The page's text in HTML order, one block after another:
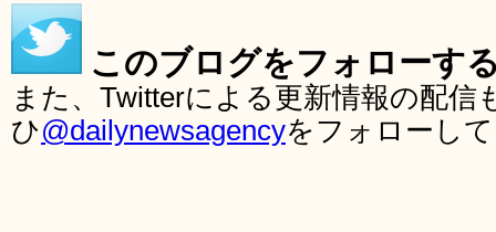
このブログをフォローす
また、Twitterによる更新情報の配
ひ@dailynewsagencyをフォローし